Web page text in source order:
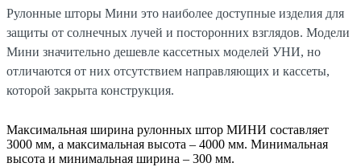
Рулонные шторы Мини это наиболее доступные изделия для
защиты от солнечных лучей и посторонних взглядов. Модели
Мини значительно дешевле кассетных моделей УНИ, но
отличаются от них отсутствием направляющих и кассеты,
которой закрыта конструкция.
Максимальная ширина рулонных штор МИНИ составляет
3000 мм, а максимальная высота – 4000 мм. Минимальная
высота и минимальная ширина – 300 мм.